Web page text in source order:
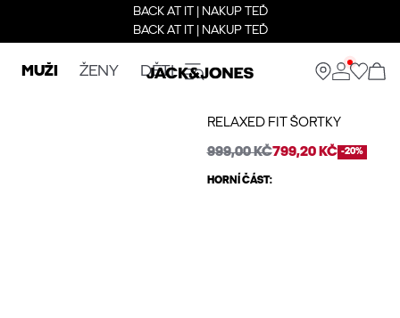
BACK AT IT | NAKUP TEĎ
BACK AT IT | NAKUP TEĎ
MUŽI ŽENY DĚTI
RELAXED FIT ŠORTKY
999,00 KČ799,20 KČ -20%
HORNÍ ČÁST: